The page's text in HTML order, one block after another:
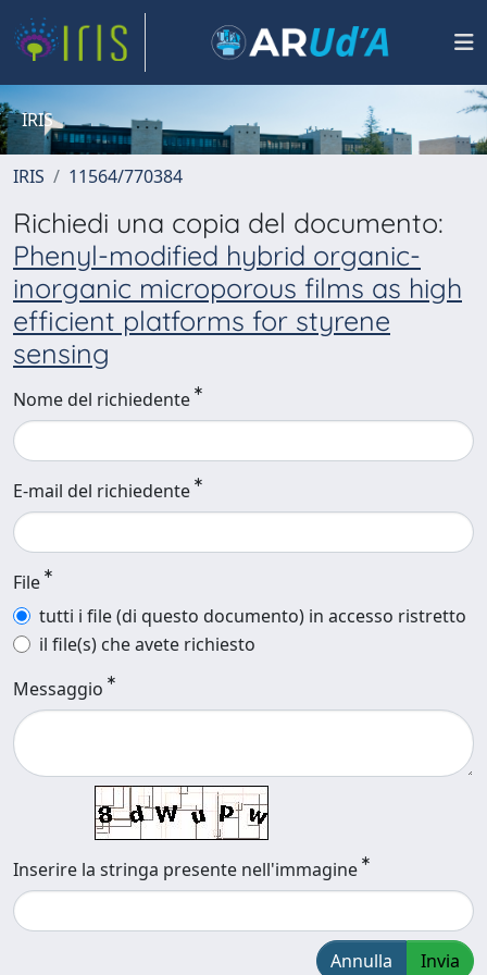
IRIS
IRIS 11564/770384
Richiedi una copia del documento:
Phenyl-modified hybrid organic-
inorganic microporous films as high
efficient platforms for styrene
sensing
Nome del richiedente
E-mail del richiedente
File
tutti i file (di questo documento) in accesso ristretto
il file(s) che avete richiesto
Messaggio
Inserire la stringa presente nell'immagine
Annulla Invia